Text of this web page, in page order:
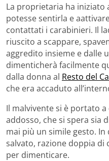
La proprietaria ha iniziato
potesse sentirla e
contattati i carabinieri. Il
riuscito a scappare,
aggredito insieme e dalle
dimenticherà facilmente
dalla donna al Resto del
che era accaduto
Il malvivente si è portato
addosso, che si spera sia
mai più un simile gesto.
salvato, razione doppia di
per dimenticare.